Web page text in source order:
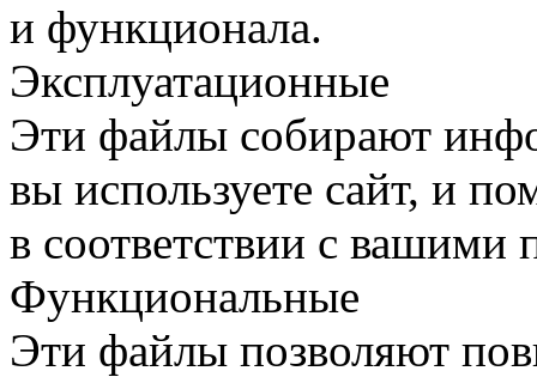
и функционала.
Эксплуатационные
Эти файлы собирают
вы используете сайт, и
в соответствии с вашими
Функциональные
Эти файлы позволяют